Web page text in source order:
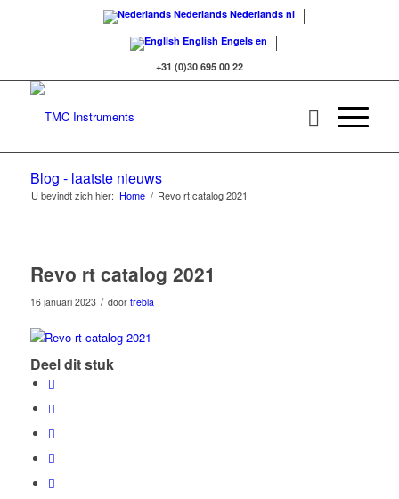
Nederlands Nederlands nl
English Engels en
+31 (0)30 695 00 22
Blog - laatste nieuws
U bevindt zich hier: Home / Revo rt catalog 2021
Revo rt catalog 2021
16 januari 2023 / door trebla
Deel dit stuk